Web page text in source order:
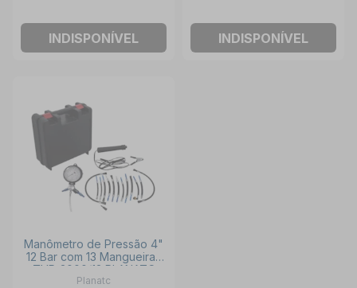
INDISPONÍVEL INDISPONÍVEL
Manômetro de Pressão 4"
12 Bar com 13 Mangueiras
TVP-3000/13 PLANATC
Planatc